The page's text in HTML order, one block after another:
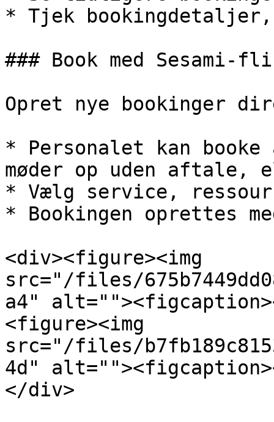
* Tjek bookingdetaljer,
### Book med Sesami-
Opret nye bookinger
* Personalet kan
møder op uden aftale,
* Vælg service,
* Bookingen oprettes
<div><figure><img
src="/files/
a4"
<figure><img
src="/files/
4d"
</div>